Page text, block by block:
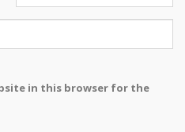
in this browser for the